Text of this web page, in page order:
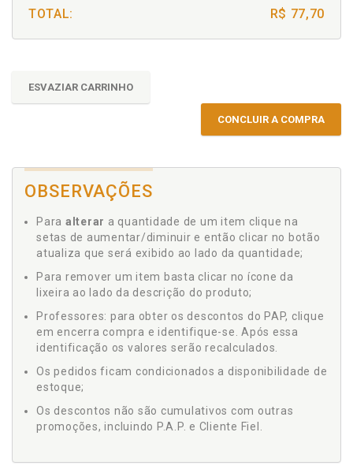
TOTAL: R$ 77,70
ESVAZIAR CARRINHO
CONCLUIR A COMPRA
OBSERVAÇÕES
Para alterar a quantidade de um item clique na
setas de aumentar/diminuir e então clicar no botão
atualiza que será exibido ao lado da quantidade;
Para remover um item basta clicar no ícone da
lixeira ao lado da descrição do produto;
Professores: para obter os descontos do PAP, clique
em encerra compra e identifique-se. Após essa
identificação os valores serão recalculados.
Os pedidos ficam condicionados a disponibilidade de
estoque;
Os descontos não são cumulativos com outras
promoções, incluindo P.A.P. e Cliente Fiel.